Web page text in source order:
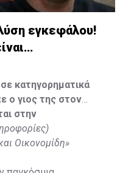
εγκεφάλου!
κατηγορηματικά
ο γιος της στον
στην
Οικονομίδη»